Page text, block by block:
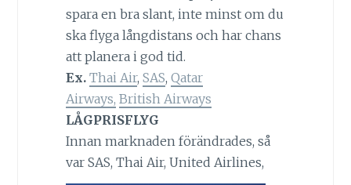
spara en bra slant, inte minst om du
ska flyga långdistans och har chans
att planera i god tid.
Ex. Thai Air, SAS, Qatar
Airways, British Airways
LÅGPRISFLYG
Innan marknaden förändrades, så
var SAS, Thai Air, United Airlines,